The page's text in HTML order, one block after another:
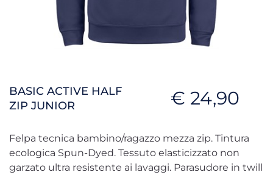
BASIC ACTIVE HALF
ZIP JUNIOR
€ 24,90
Felpa tecnica bambino/ragazzo mezza zip. Tintura
ecologica Spun-Dyed. Tessuto elasticizzato non
garzato ultra resistente ai lavaggi. Parasudore in twill